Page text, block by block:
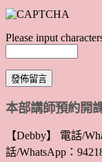
Please input
本部講師預約開
【Debby】 電話/
話/WhatsApp：